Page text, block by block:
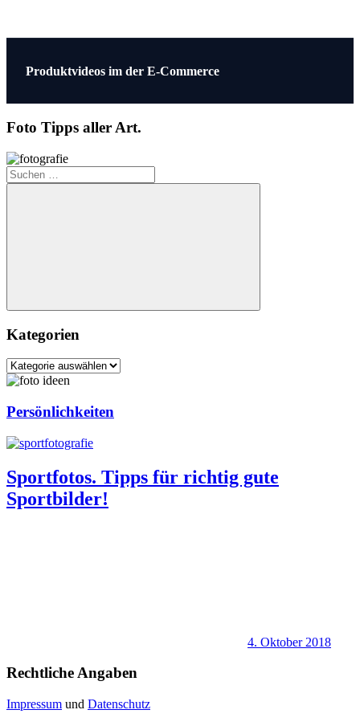
Beitragsnavigation
Vorheriger
Produktvideos im der E-Commerce
Foto Tipps aller Art.
Suchen
nach:
Suchen
Kategorien
Kategorien
Persönlichkeiten
Sportfotos. Tipps für richtig gute
Sportbilder!
4. Oktober 2018
Rechtliche Angaben
Impressum und Datenschutz